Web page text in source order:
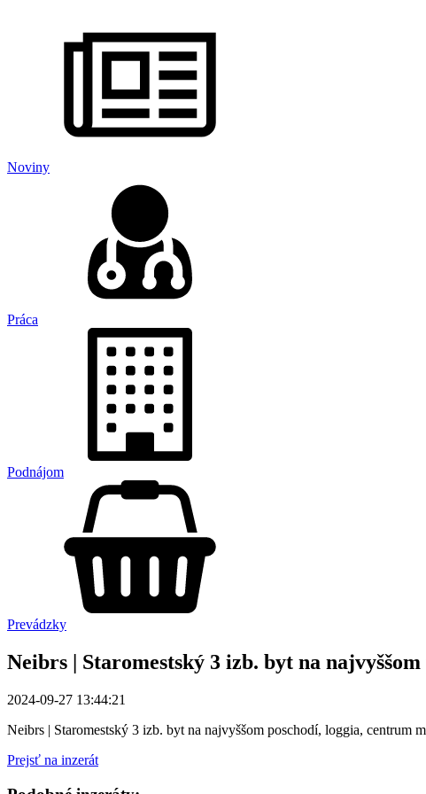
Noviny
Práca
Podnájom
Prevádzky
Neibrs | Staromestský 3 izb. byt na
2024-09-27 13:44:21
Neibrs | Staromestský 3 izb. byt na najvyššom poschodí, loggia, centrum
Prejsť na inzerát